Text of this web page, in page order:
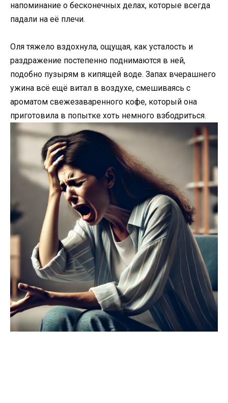
напоминание о бесконечных делах, которые всегда
падали на её плечи.
Оля тяжело вздохнула, ощущая, как усталость и
раздражение постепенно поднимаются в ней,
подобно пузырям в кипящей воде. Запах вчерашнего
ужина всё ещё витал в воздухе, смешиваясь с
ароматом свежезаваренного кофе, который она
приготовила в попытке хоть немного взбодриться.